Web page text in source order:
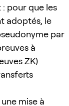
pour que les
adoptés, le
par
à
ZK)
mise à